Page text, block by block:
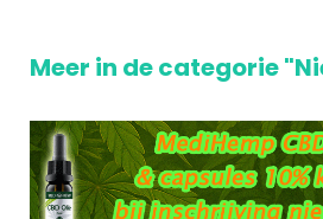
Meer in de categorie